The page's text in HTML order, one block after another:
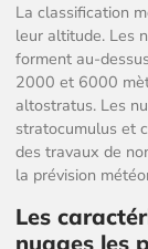
La classification
leur altitude. Les
forment au-
2000 et 6000
altostratus. Les
stratocumulus et
des travaux de
la prévision
Les
nuages les